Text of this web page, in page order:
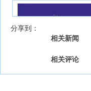
分享到：
相关新闻
相关评论